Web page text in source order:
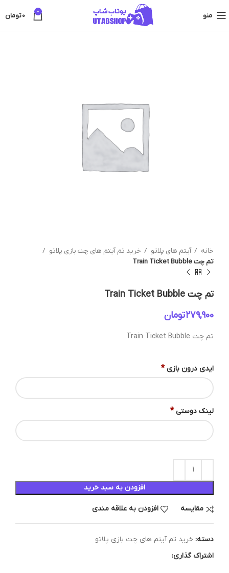
منو 0
0تومان
خانه آیتم های پلاتو
خرید تم آیتم های چت بازی پلاتو
تم چت Train Ticket Bubble
تم چت Train Ticket Bubble
تومان
تم چت Train Ticket Bubble
ایدی درون بازی *
لینک دوستی *
افزودن به سبد خرید
مقایسه افزودن به علاقه مندی
دسته: خرید تم آیتم های چت بازی پلاتو
اشتراک گذاری: